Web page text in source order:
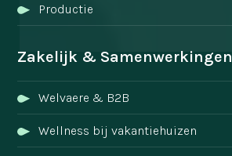
Productie
Zakelijk & Samenwerkingen
Welvaere & B2B
Wellness bij vakantiehuizen